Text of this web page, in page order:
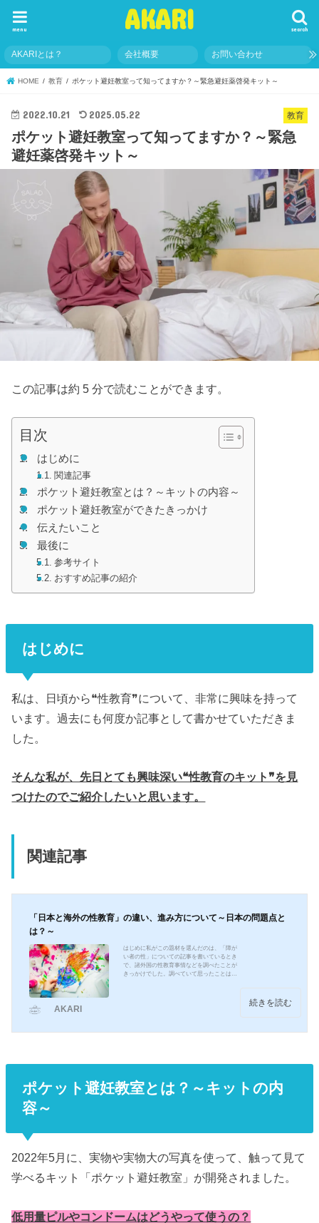
AKARI search
menu
AKARIとは？ 会社概要 お問い合わせ
HOME 教育 ポケット避妊教室って知ってますか？～緊急避妊薬啓発キット～
教育
2022.10.21 2025.05.22
ポケット避妊教室って知ってますか？～緊急
避妊薬啓発キット～
この記事は約 5 分で読むことができます。
目次
はじめに
関連記事
ポケット避妊教室とは？～キットの内容～
ポケット避妊教室ができたきっかけ
伝えたいこと
最後に
参考サイト
おすすめ記事の紹介
はじめに
私は、日頃から❝性教育❞について、非常に興味を持って
います。過去にも何度か記事として書かせていただきま
した。
そんな私が、先日とても興味深い❝性教育のキット❞を見
つけたのでご紹介したいと思います。
関連記事
「日本と海外の性教育」の違い、進み方について～日本の問題点と
は？～
はじめに私がこの題材を選んだのは、「障が
い者の性」についての記事を書いているとき
で、諸外国の性教育事情などを調べたことが
きっかけでした。調べていて思ったことは日
ージーランド政府が推進するキャンペーン「K
で、実際のポルノスターが自宅に訪れ、対応
続きを読む
AKARI
ポケット避妊教室とは？～キットの内
容～
2022年5月に、実物や実物大の写真を使って、触って見て
学べるキット「ポケット避妊教室」が開発されました。
低用量ピルやコンドームはどうやって使うの？